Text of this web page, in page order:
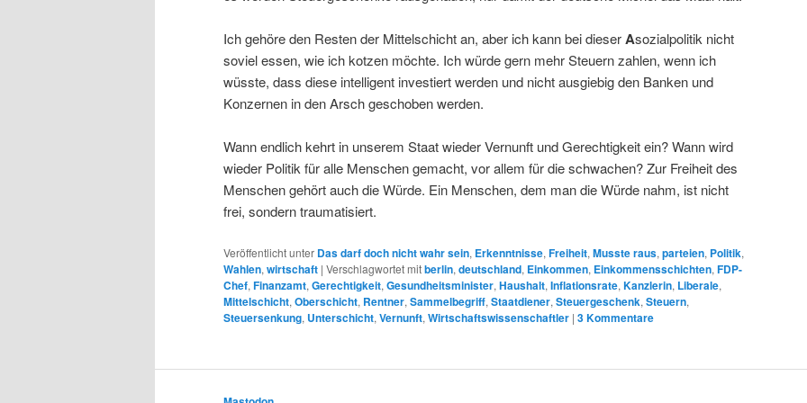
Ich gehöre den Resten der Mittelschicht an, aber ich kann bei dieserAsozialpolitik nicht
soviel essen, wie ich kotzen möchte. Ich würde gern mehr Steuern zahlen, wenn ich
wüsste, dass diese intelligent investiert werden und nicht ausgiebig den Banken und
Konzernen in den Arsch geschoben werden.
Wann endlich kehrt in unserem Staat wieder Vernunft und Gerechtigkeit ein? Wann wird
wieder Politik für alle Menschen gemacht, vor allem für die schwachen? Zur Freiheit des
Menschen gehört auch die Würde. Ein Menschen, dem man die Würde nahm, ist nicht
frei, sondern traumatisiert.
Veröffentlicht unter Das darf doch nicht wahr sein, Erkenntnisse, Freiheit, Musste raus, parteien, Politik,
Wahlen, wirtschaft | Verschlagwortet mitberlin, deutschland, Einkommen, Einkommensschichten, FDP-
Chef, Finanzamt, Gerechtigkeit, Gesundheitsminister, Haushalt, Inflationsrate, Kanzlerin, Liberale,
Mittelschicht, Oberschicht, Rentner, Sammelbegriff, Staatdiener, Steuergeschenk, Steuern,
Steuersenkung, Unterschicht, Vernunft, Wirtschaftswissenschaftler | 3Kommentare